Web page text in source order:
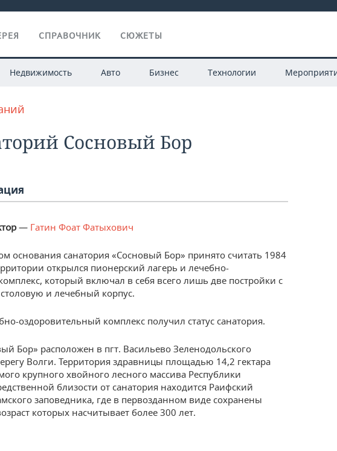
СПРАВОЧНИК СЮЖЕТЫ
Недвижимость Авто Бизнес Технологии
Сосновый Бор
— Гатин Фоат Фатыхович
основания санатория «Сосновый Бор» принято считать 1984
открылся пионерский лагерь и лечебно-
который включал в себя всего лишь две постройки с
и лечебный корпус.
оздоровительный комплекс получил статус санатория.
Бор» расположен в пгт. Васильево Зеленодольского
Волги. Территория здравницы площадью 14,2 гектара
крупного хвойного лесного массива Республики
близости от санатория находится Раифский
заповедника, где в первозданном виде сохранены
которых насчитывает более 300 лет.